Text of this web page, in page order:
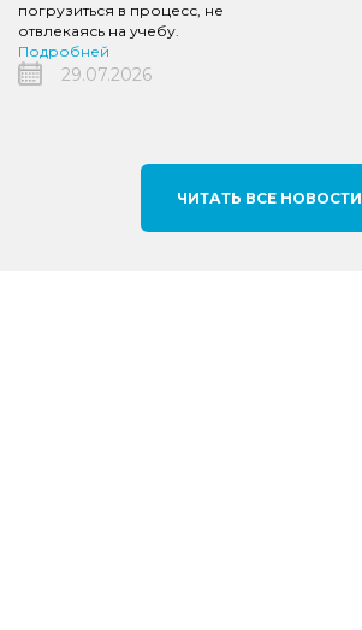
погрузиться в процесс, не
отвлекаясь на учебу.
Подробней
29.07.2026
ЧИТАТЬ ВСЕ НОВОСТИ